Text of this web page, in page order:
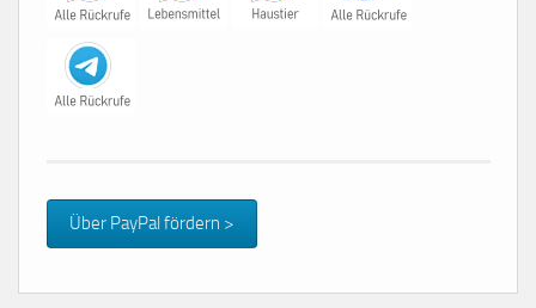
Über PayPal fördern >